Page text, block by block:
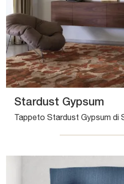
Stardust Gypsum